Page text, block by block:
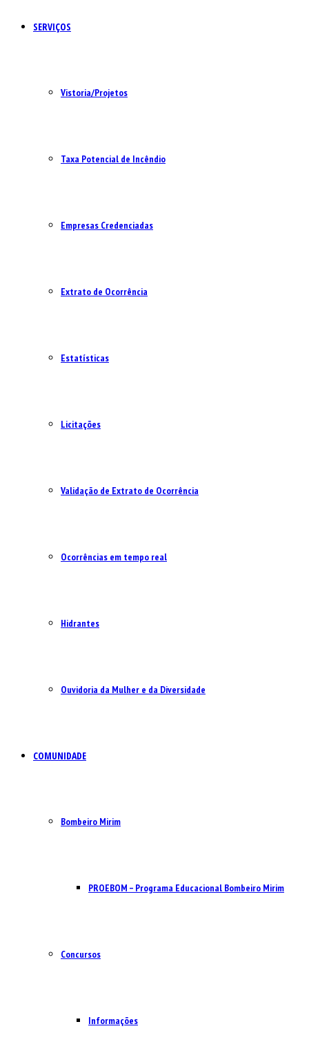
SERVIÇOS
Vistoria/Projetos
Taxa Potencial de Incêndio
Empresas Credenciadas
Extrato de Ocorrência
Estatísticas
Licitações
Validação de Extrato de Ocorrência
Ocorrências em tempo real
Hidrantes
Ouvidoria da Mulher e da Diversidade
COMUNIDADE
Bombeiro Mirim
PROEBOM – Programa Educacional Bombeiro Mirim
Concursos
Informações